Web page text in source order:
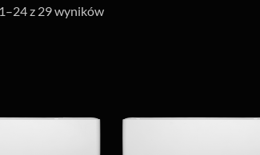
z 29 wyników